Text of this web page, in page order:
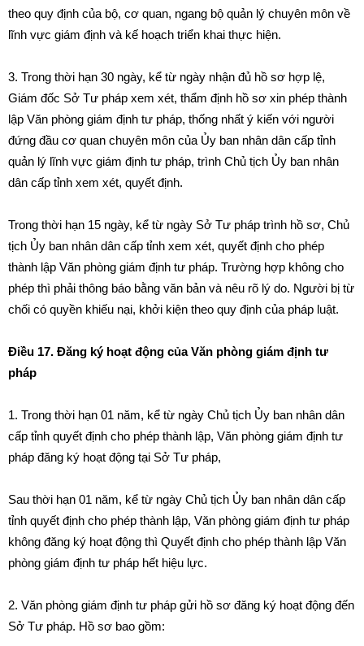
theo quy định của bộ, cơ quan, ngang bộ quản lý chuyên môn về
lĩnh vực giám định và kế hoạch triển khai thực hiện.
3. Trong thời hạn 30 ngày, kể từ ngày nhận đủ hồ sơ hợp lệ,
Giám đốc Sở Tư pháp xem xét, thẩm định hồ sơ xin phép thành
lập Văn phòng giám định tư pháp, thống nhất ý kiến với người
đứng đầu cơ quan chuyên môn của Ủy ban nhân dân cấp tỉnh
quản lý lĩnh vực giám định tư pháp, trình Chủ tịch Ủy ban nhân
dân cấp tỉnh xem xét, quyết định.
Trong thời hạn 15 ngày, kể từ ngày Sở Tư pháp trình hồ sơ, Chủ
tịch Ủy ban nhân dân cấp tỉnh xem xét, quyết định cho phép
thành lập Văn phòng giám định tư pháp. Trường hợp không cho
phép thì phải thông báo bằng văn bản và nêu rõ lý do. Người bị từ
chối có quyền khiếu nại, khởi kiện theo quy định của pháp luật.
Điều 17. Đăng ký hoạt động của Văn phòng giám định tư
pháp
1. Trong thời hạn 01 năm, kể từ ngày Chủ tịch Ủy ban nhân dân
cấp tỉnh quyết định cho phép thành lập, Văn phòng giám định tư
pháp đăng ký hoạt động tại Sở Tư pháp,
Sau thời hạn 01 năm, kể từ ngày Chủ tịch Ủy ban nhân dân cấp
tỉnh quyết định cho phép thành lập, Văn phòng giám định tư pháp
không đăng ký hoạt động thì Quyết định cho phép thành lập Văn
phòng giám định tư pháp hết hiệu lực.
2. Văn phòng giám định tư pháp gửi hồ sơ đăng ký hoạt động đến
Sở Tư pháp. Hồ sơ bao gồm: